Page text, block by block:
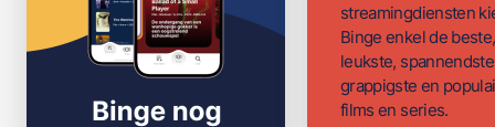
streamingdiensten
Binge enkel de beste,
leukste,
grappigste en
films en series.